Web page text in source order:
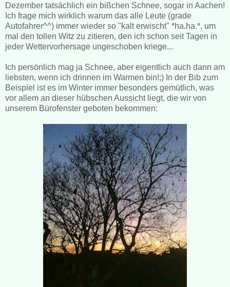
Dezember tatsächlich ein bißchen Schnee, sogar in Aachen!
Ich frage mich wirklich warum das alle Leute (grade
Autofahrer^^) immer wieder so "kalt erwischt" *ha.ha.*, um
mal den tollen Witz zu zitieren, den ich schon seit Tagen in
jeder Wettervorhersage ungeschoben kriege...
Ich persönlich mag ja Schnee, aber eigentlich auch dann am
liebsten, wenn ich drinnen im Warmen bin!;) In der Bib zum
Beispiel ist es im Winter immer besonders gemütlich, was
vor allem an dieser hübschen Aussicht liegt, die wir von
unserem Bürofenster geboten bekommen: